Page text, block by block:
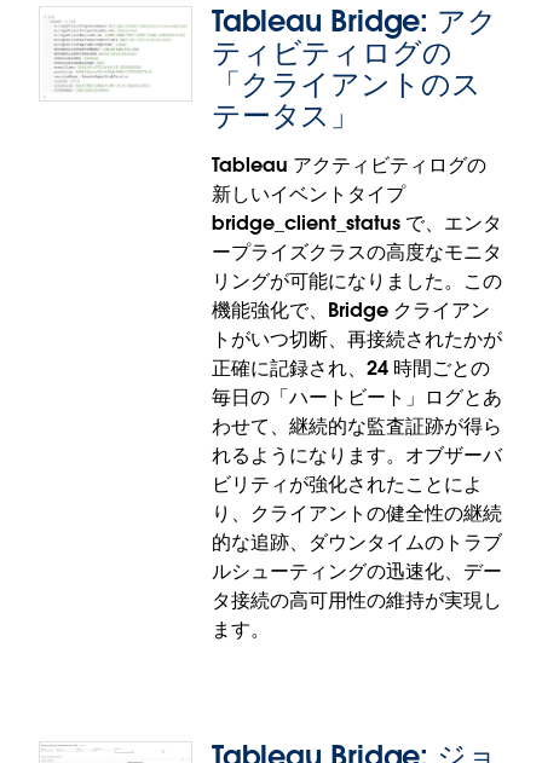
Marketo/Oracle Eloqua/汎用
Web データコネクタの削除
いっそうセキュアでパフォーマンスの高い環境を確
保するために、Marketo コネクタ、Oracle Eloqua
コネクタ、汎用の Web データコネクタ (WDC) は正
式に非推奨となり、バージョン 2026.1 をもって削除
されます。サービス中断を避けるために、ご利用の
お客様はコンテンツの移行を早急に開始してくださ
Marketo/Oracle Eloqua/汎用 Web データコネクタ
の削除は、Tableau Desktop で実施されます。
Marketo/Oracle Eloqua の代替コネクタ: JDBC ベー
スのコネクタが Tableau Exchange からダウンロー
Web データコネクタの代替コネクタ: 新しい REST API
コネクタが後継として提供されます。
Tableau Bridge: アク
ティビティログの
「クライアントのス
テータス」
Tableau アクティビティログの
新しいイベントタイプ
bridge_client_status で、エンタ
ープライズクラスの高度なモニタ
リングが可能になりました。この
機能強化で、Bridge クライアン
トがいつ切断、再接続されたかが
正確に記録され、24 時間ごとの
毎日の「ハートビート」ログとあ
わせて、継続的な監査証跡が得ら
れるようになります。オブザーバ
ビリティが強化されたことによ
り、クライアントの健全性の継続
的な追跡、ダウンタイムのトラブ
ルシューティングの迅速化、デー
タ接続の高可用性の維持が実現し
ます。